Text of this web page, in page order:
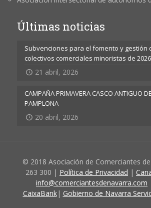
Últimas noticias
Subvenciones para el fomento y gestión
colectivos comerciales minoristas de 2026
21 abril, 2026
CAMPAÑA PRIMAVERA CASCO ANTIGUO DE
PAMPLONA
20 abril, 2026
© 2018 Asociación de Comerciantes
263 300 | Política de Privacidad |
info@comerciantesdenavarra.com
CaixaBank| Gobierno de Navarra